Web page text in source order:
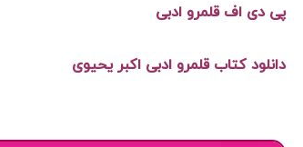
پی دی اف قلمرو ادبی
دانلود کتاب قلمرو ادبی اکبر یحیوی